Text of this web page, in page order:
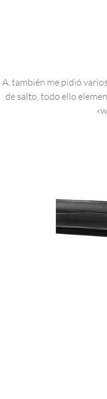
A. también me pidió
de salto, todo ello